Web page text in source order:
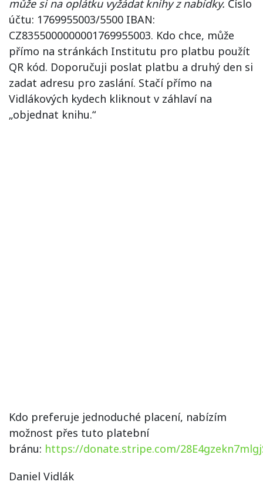
může si na oplátku vyžádat knihy z nabídky. Číslo
účtu: 1769955003/5500 IBAN:
CZ8355000000001769955003. Kdo chce, může
přímo na stránkách Institutu pro platbu použít
QR kód. Doporučuji poslat platbu a druhý den si
zadat adresu pro zaslání. Stačí přímo na
Vidlákových kydech kliknout v záhlaví na
„objednat knihu.“
Kdo preferuje jednoduché placení, nabízím
možnost přes tuto platební
bránu: https://donate.stripe.com/
Daniel Vidlák